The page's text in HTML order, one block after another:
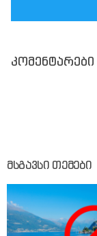
კომენტარები
მსგავსი თემები